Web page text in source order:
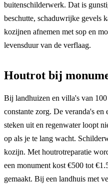
buitenschilderwerk. Dat is
beschutte, schaduwrijke gevels
kozijnen afnemen met sop en
levensduur van de verflaag.
Houtrot bij
Bij landhuizen en villa's van
constante zorg. De veranda's
steken uit en regenwater loopt
op als je te lang wacht.
kozijn. Met houtrotreparatie
een monument kost €500 tot
gemaakt. Bij een landhuis met